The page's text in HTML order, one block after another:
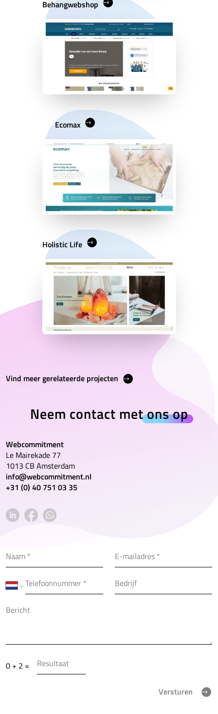
Behangwebshop
Ecomax
Holistic Life
Vind meer gerelateerde projecten
Neem contact metons op
Webcommitment
Le Mairekade 77
1013 CB Amsterdam
info@webcommitment.nl
+31 (0) 40 751 03 35
0 + 2 =
Versturen